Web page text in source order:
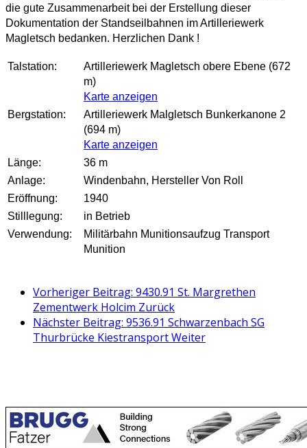
die gute Zusammenarbeit bei der Erstellung dieser
Dokumentation der Standseilbahnen im Artilleriewerk
Magletsch bedanken. Herzlichen Dank !
Talstation:
Artilleriewerk Magletsch obere Ebene (672
m)
Karte anzeigen
Bergstation:
Artilleriewerk Malgletsch Bunkerkanone 2
(694 m)
Karte anzeigen
Länge:
36 m
Anlage:
Windenbahn, Hersteller Von Roll
Eröffnung:
1940
Stilllegung:
in Betrieb
Verwendung:
Militärbahn Munitionsaufzug Transport
Munition
Vorheriger Beitrag: 9430.91 St. Margrethen
Zementwerk Holcim Zurück
Nächster Beitrag: 9536.91 Schwarzenbach SG
Thurbrücke KiestransportWeiter